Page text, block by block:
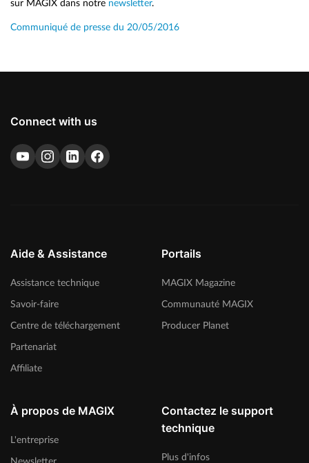
sur MAGIX dans notre newsletter.
Communiqué de presse du 20/05/2016
Connect with us
Aide & Assistance
Assistance technique
Savoir-faire
Centre de téléchargement
Partenariat
Affiliate
Portails
MAGIX Magazine
Communauté MAGIX
Producer Planet
À propos de MAGIX
L'entreprise
Contactez le support
technique
Plus d'infos